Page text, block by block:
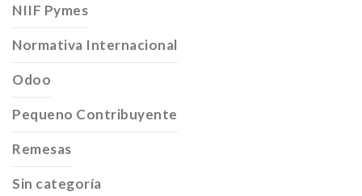
NIIF Pymes
Normativa Internacional
Odoo
Pequeno Contribuyente
Remesas
Sin categoría